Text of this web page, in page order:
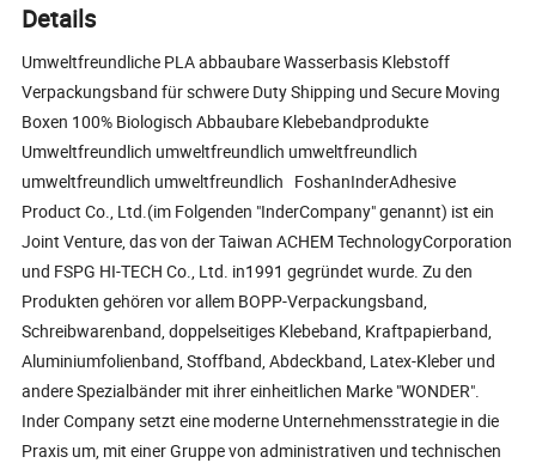
Details
Umweltfreundliche PLA abbaubare Wasserbasis Klebstoff
Verpackungsband für schwere Duty Shipping und Secure Moving
Boxen 100% Biologisch Abbaubare Klebebandprodukte
Umweltfreundlich umweltfreundlich umweltfreundlich
umweltfreundlich umweltfreundlich FoshanInderAdhesive
Product Co., Ltd.(im Folgenden "InderCompany" genannt) ist ein
Joint Venture, das von der Taiwan ACHEM TechnologyCorporation
und FSPG HI-TECH Co., Ltd. in1991 gegründet wurde. Zu den
Produkten gehören vor allem BOPP-Verpackungsband,
Schreibwarenband, doppelseitiges Klebeband, Kraftpapierband,
Aluminiumfolienband, Stoffband, Abdeckband, Latex-Kleber und
andere Spezialbänder mit ihrer einheitlichen Marke "WONDER".
Inder Company setzt eine moderne Unternehmensstrategie in die
Praxis um, mit einer Gruppe von administrativen und technischen